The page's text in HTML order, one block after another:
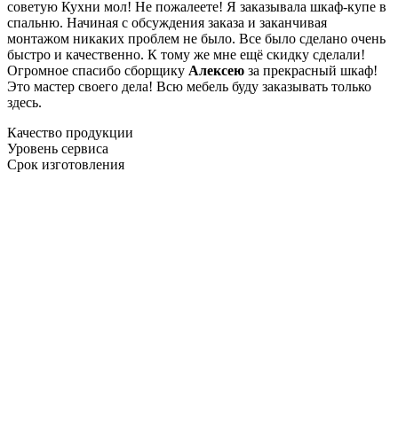
советую Кухни мол! Не пожалеете! Я заказывала шкаф-купе в
спальню. Начиная с обсуждения заказа и заканчивая
монтажом никаких проблем не было. Все было сделано очень
быстро и качественно. К тому же мне ещё скидку сделали!
Огромное спасибо сборщику Алексею за прекрасный шкаф!
Это мастер своего дела! Всю мебель буду заказывать только
здесь.
Качество продукции
Уровень сервиса
Срок изготовления